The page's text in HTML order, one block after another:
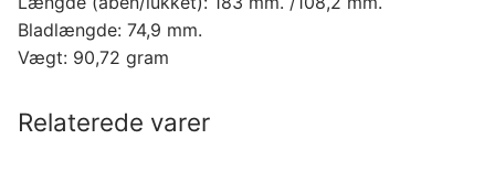
Bladlængde: 74,9 mm.
Vægt: 90,72 gram
Relaterede varer